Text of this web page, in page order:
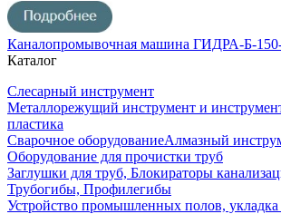
Каналопромывочная машина ГИДРА-Б-
Каталог
Слесарный инструмент
Металлорежущий инструмент и
пластика
Сварочное оборудованиеАлмазный
Оборудование для прочистки труб
Заглушки для труб, Блокираторы
Трубогибы, Профилегибы
Устройство промышленных полов, укладка